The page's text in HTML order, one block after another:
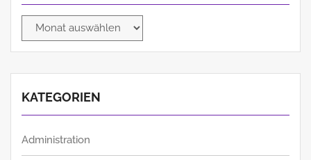
Archiv
KATEGORIEN
Administration